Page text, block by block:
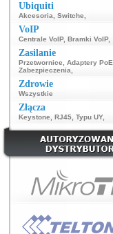
Ubiquiti
Akcesoria Switche
VoIP
Centrale VoIP, Bramki VoIP,
Zasilanie
Przetwornice Adaptery PoE
Zabezpieczenia
Zdrowie
Wszystkie
Złącza
Keystone RJ45 Typu UY,